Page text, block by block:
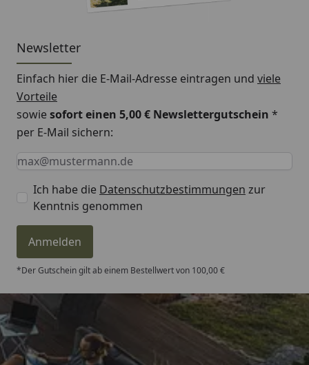
Newsletter
Einfach hier die E-Mail-Adresse eintragen und viele
Vorteile
sowiesofort einen 5,00 € Newslettergutschein *
per E-Mail sichern:
Keine Eingabe erforderlich
Eingabe erforderlich
E-Mail *
Ich habe die Datenschutzbestimmungen zur
Kenntnis genommen
Anmelden
*Der Gutschein gilt ab einem Bestellwert von 100,00 €
Trusted Shops